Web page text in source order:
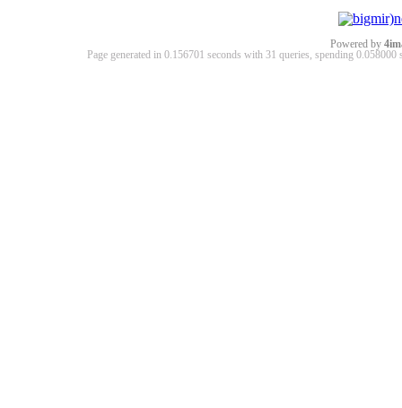
Powered by
Page generated in 0.156701 seconds with 31 queries, spending